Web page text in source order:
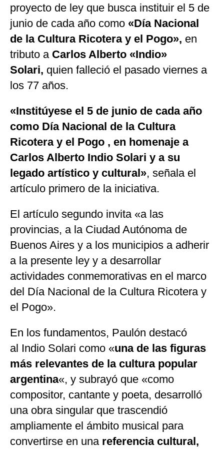
proyecto de ley que busca instituir el 5 de
junio de cada año como «Día Nacional
de la Cultura Ricotera y el Pogo», en
tributo a Carlos Alberto «Indio»
Solari, quien falleció el pasado viernes a
los 77 años.
«Institúyese el 5 de junio de cada año
como Día Nacional de la Cultura
Ricotera y el Pogo , en homenaje a
Carlos Alberto Indio Solari y a su
legado artístico y cultural», señala el
artículo primero de la iniciativa.
El artículo segundo invita «a las
provincias, a la Ciudad Autónoma de
Buenos Aires y a los municipios a adherir
a la presente ley y a desarrollar
actividades conmemorativas en el marco
del Día Nacional de la Cultura Ricotera y
el Pogo».
En los fundamentos, Paulón destacó
al Indio Solari como «una de las figuras
más relevantes de la cultura popular
argentina«, y subrayó que «como
compositor, cantante y poeta, desarrolló
una obra singular que trascendió
ampliamente el ámbito musical para
convertirse en unareferencia cultural,